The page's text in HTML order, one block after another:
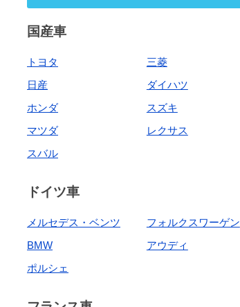
国産車
トヨタ
日産
ホンダ
マツダ
スバル
三菱
ダイハツ
スズキ
レクサス
ドイツ車
メルセデス・ベンツ
BMW
ポルシェ
フォルクスワーゲン
アウディ